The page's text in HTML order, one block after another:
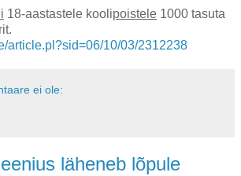
18-aastastele koolipoistele 1000 tasuta
article.pl?sid=06/10/03/2312238
ei ole:
läheneb lõpule